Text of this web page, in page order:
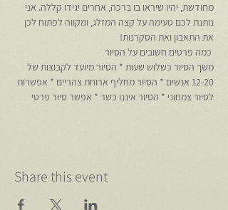
מחודשת, יהיו שיראו בו ברכה, אחרים יגידו קללה. אני
נותנת לכם טעימה על קצה המזלג, ומקווה לפתוח לכן
את התאבון ואת הסקרנות!
כמה פרטים חשובים על הסיור
משך הסיור כשלוש שעות * הסיור מיועד לקבוצות של
12-20 אנשים * הסיור מחליף ארוחת צהריים * אפשרות
לסיור צמחוני * הסיור איננו כשר * אפשר סיור פרטי
Share this event